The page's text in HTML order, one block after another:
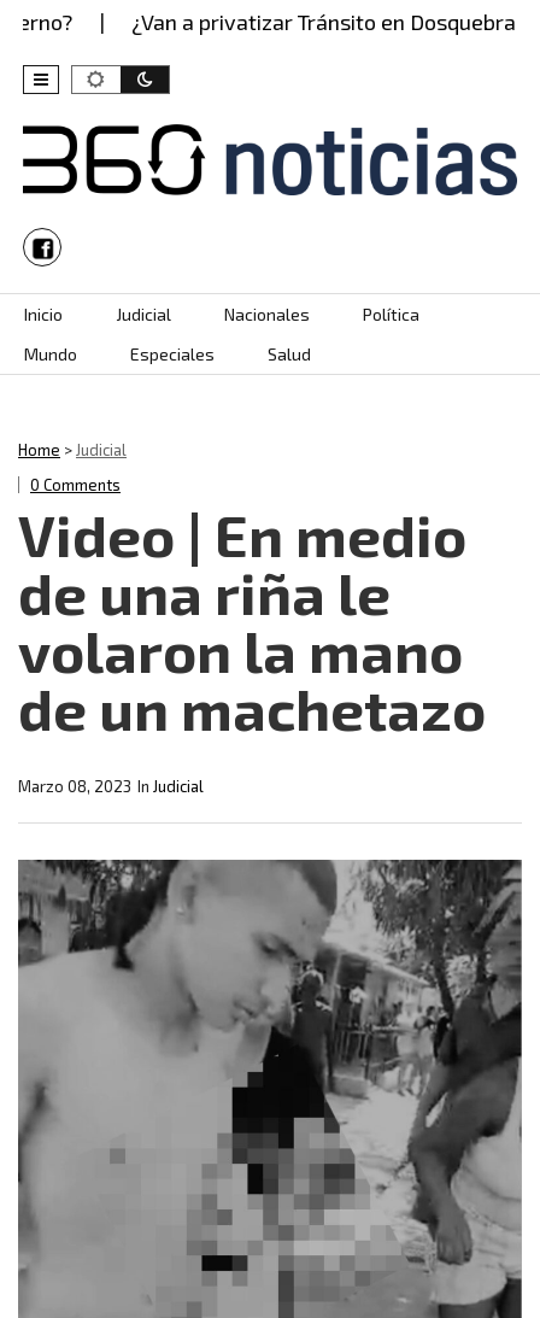
¿Van a privatizar Tránsito en
Skip to content
Inicio Judicial Nacionales
Política
Mundo
Especiales Salud
Home >Judicial
0 Comments
Video | En medio
de una riña le
volaron la mano
de un machetazo
In Judicial
Marzo 08, 2023